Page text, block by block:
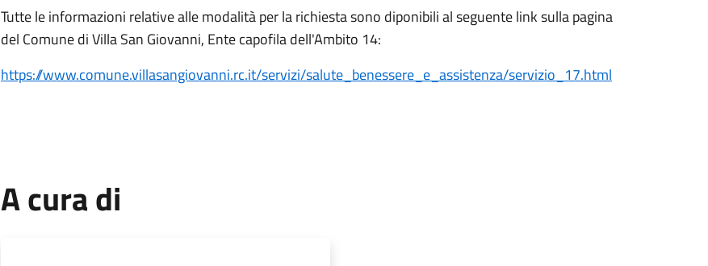
Tutte le informazioni relative alle modalità per la richiesta sono diponibili al seguente link sulla pagina
del Comune di Villa San Giovanni, Ente capofila dell'Ambito 14:
https://www.comune.villasangiovanni.rc.it/servizi/salute_benessere_e_assistenza/servizio_17.html
A cura di